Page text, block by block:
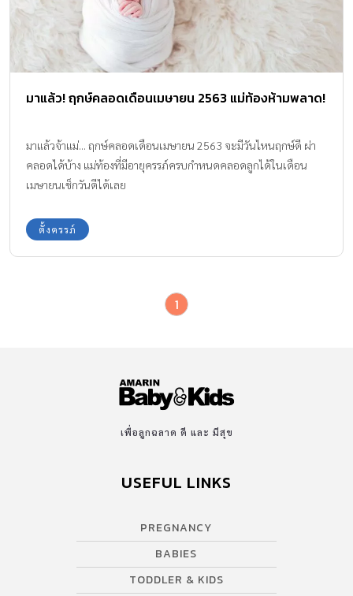
มาแล้ว! ฤกษ์คลอดเดือนเมษายน 2563 แม่ท้องห้ามพลาด!
มาแล้วจ้าแม่... ฤกษ์คลอดเดือนเมษายน 2563 จะมีวันไหนฤกษ์ดี ผ่า
คลอดได้บ้าง แม่ท้องที่มีอายุครรภ์ครบกำหนดคลอดลูกได้ในเดือน
เมษายนเช็กวันดีได้เลย
ตั้งครรภ์
1
เพื่อลูกฉลาด ดี และ มีสุข
USEFUL LINKS
PREGNANCY
BABIES
TODDLER & KIDS